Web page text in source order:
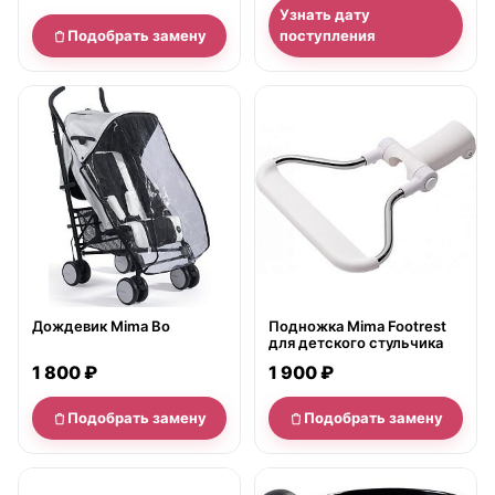
Подобрать замену
Узнать дату
поступления
нет в продаже
Дождевик Mima Bo
1 800 ₽
Подобрать замену
Подножка Mima Footrest
для детского стульчика
1 900 ₽
Подобрать замену
нет в продаже